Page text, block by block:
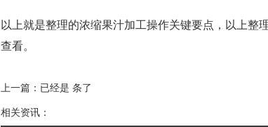
以上就是整理的浓缩果汁加工操作关键要点，以上
查看。
上一篇：已经是 条了
相关资讯：